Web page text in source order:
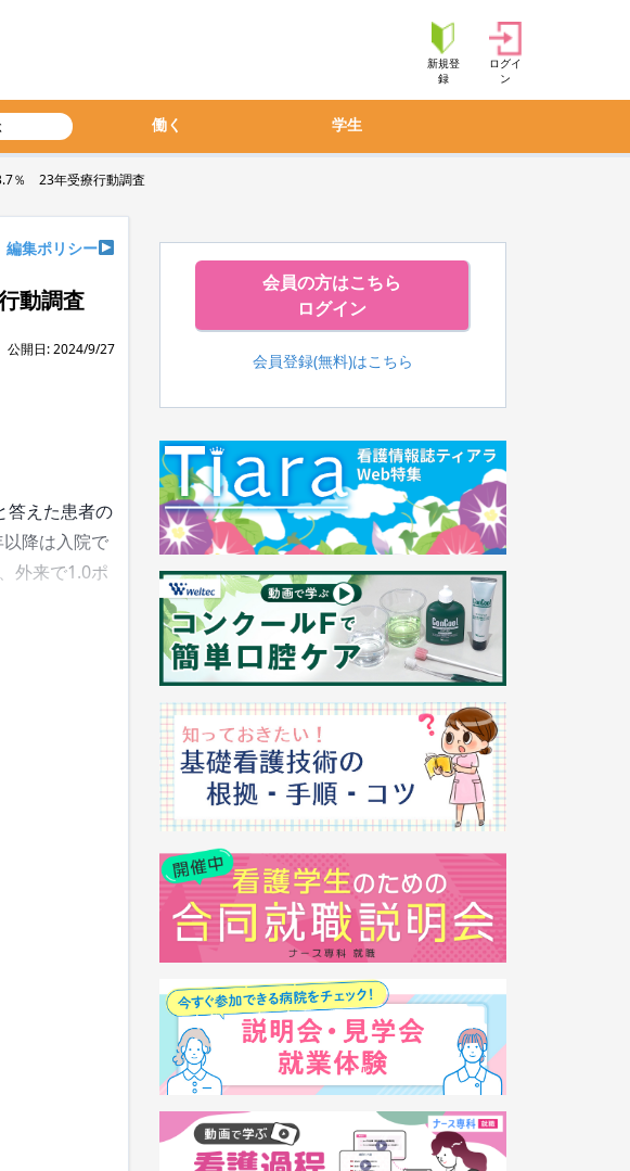
新規登
録
ログイ
ン
働く 学生
％ 23年受療行動調査
編集ポリシー
動調査
公開日: 2024/9/27
答えた患者の
降は入院で
外来で1.0ポ
会員の方はこちら
ログイン
会員登録(無料)はこちら